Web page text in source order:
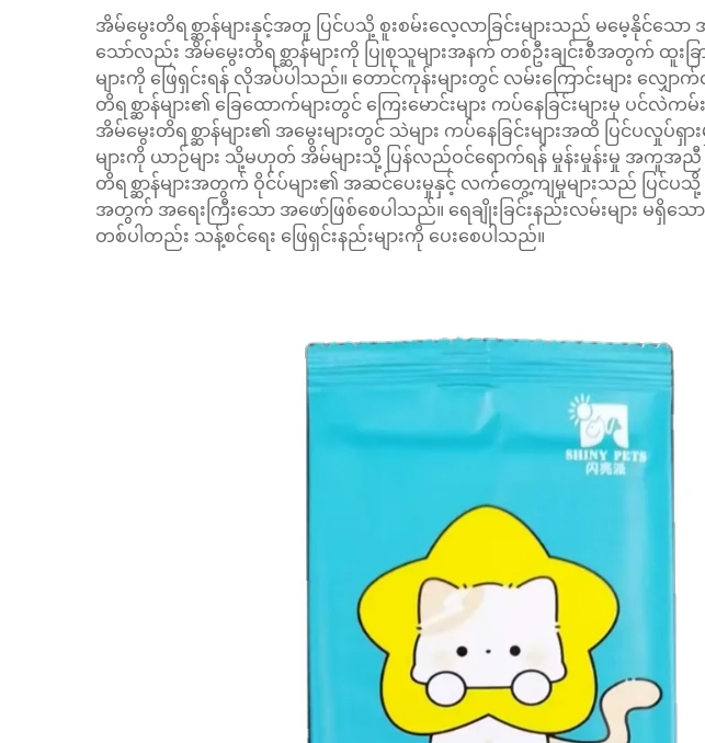
အိမ်မွေးတိရစ္ဆာန်များနှင့်အတူ ပြင်ပသို့ စူးစမ်းလေ့လာခြင်းများသည် မမေ့နိုင်သေ
သော်လည်း အိမ်မွေးတိရစ္ဆာန်များကို ပြုစုသူများအနက် တစ်ဦးချင်းစီအတွက် ထူးခြ
များကို ဖြေရှင်းရန် လိုအပ်ပါသည်။ တောင်ကုန်းများတွင် လမ်းကြောင်းများ လျှော
တိရစ္ဆာန်များ၏ ခြေထောက်များတွင် ကြေးမောင်းများ ကပ်နေခြင်းများမှ ပင်လဲက
အိမ်မွေးတိရစ္ဆာန်များ၏ အမွေးများတွင် သဲများ ကပ်နေခြင်းများအထိ ပြင်ပလှုပ်ရှ
များကို ယာဉ်များ သို့မဟုတ် အိမ်များသို့ ပြန်လည်ဝင်ရောက်ရန် မှုန်းမှုန်းမှု အကူ
တိရစ္ဆာန်များအတွက် ဝိုင်ပ်များ၏ အဆင်ပေးမှုနှင့် လက်တွေ့ကျမှုများသည် ပြင်ပသို့ စူ
အတွက် အရေးကြီးသော အဖော်ဖြစ်စေပါသည်။ ရေချိုးခြင်းနည်းလမ်းများ မရှိသော
တစ်ပါတည်း သန့်စင်ရေး ဖြေရှင်းနည်းများကို ပေးစေပါသည်။